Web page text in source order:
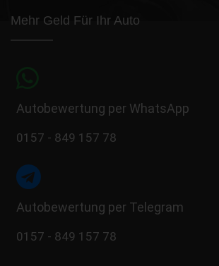
Mehr Geld Für Ihr Auto
Autobewertung per WhatsApp
0157 - 849 157 78
Autobewertung per Telegram
0157 - 849 157 78